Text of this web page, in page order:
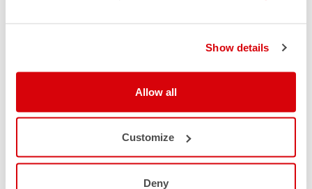
Show details
Allow all
Customize
Deny